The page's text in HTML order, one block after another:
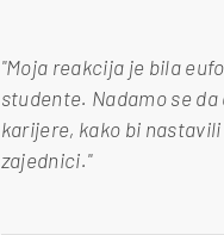
"Moja reakcija je bila
studente. Nadamo se
karijere, kako bi
zajednici."